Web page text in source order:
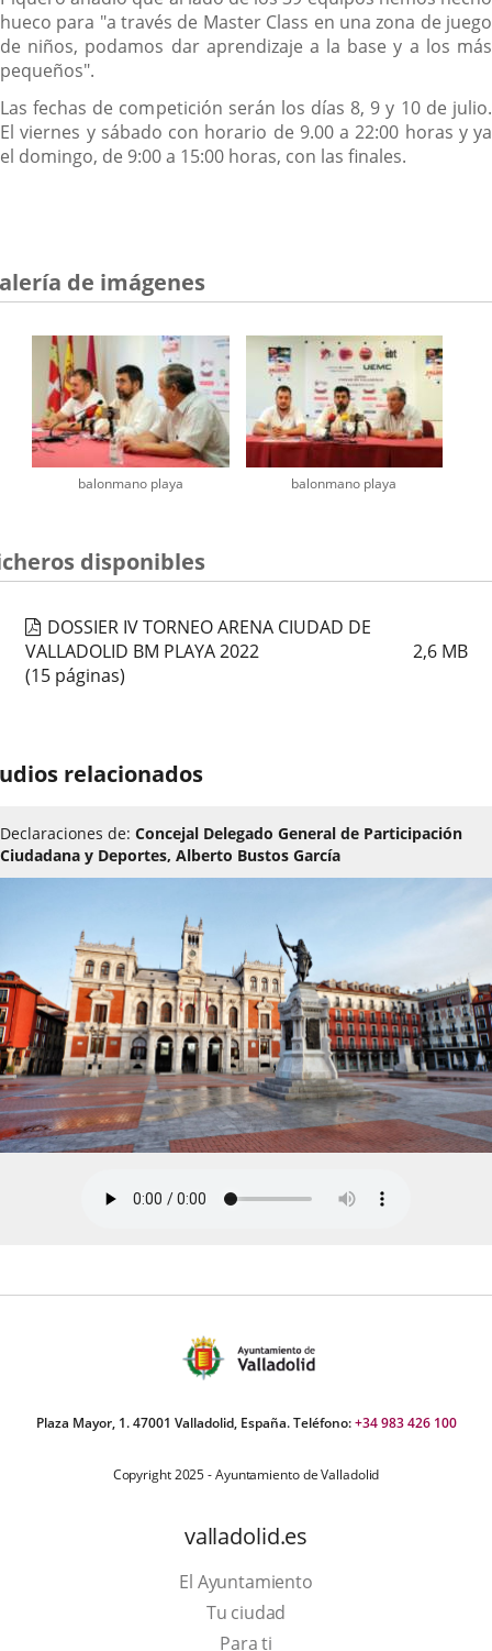
hueco para "a través de Master Class en una zona de juego
de niños, podamos dar aprendizaje a la base y a los más
pequeños".
Las fechas de competición serán los días 8, 9 y 10 de julio.
El viernes y sábado con horario de 9.00 a 22:00 horas y ya
el domingo, de 9:00 a 15:00 horas, con las finales.
de imágenes
balonmano playa balonmano playa
disponibles
DOSSIER IV TORNEO ARENA CIUDAD DE
VALLADOLID BM PLAYA 2022
2,6 MB
(15 páginas)
relacionados
Declaraciones de: Concejal Delegado General de Participación
Ciudadana y Deportes, Alberto Bustos García
Plaza Mayor, 1. 47001 Valladolid, España. Teléfono:+34 983 426 100
Copyright 2025 - Ayuntamiento de Valladolid
valladolid.es
El Ayuntamiento
Tu ciudad
Para ti